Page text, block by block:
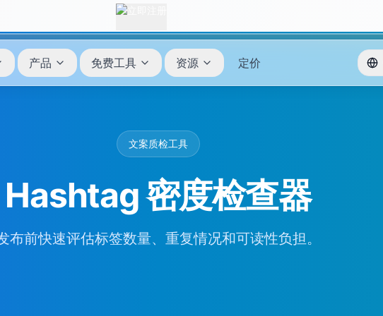
产品 免费工具 资源 定价
文案质检工具
Hashtag 密度检查器
布前快速评估标签数量、重复情况和可读性负担。